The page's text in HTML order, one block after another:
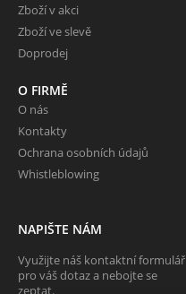
Zboží v akci
Zboží ve slevě
Doprodej
O FIRMĚ
O nás
Kontakty
Ochrana osobních údajů
Whistleblowing
NAPIŠTE NÁM
Využijte náš kontaktní formulář
pro váš dotaz a nebojte se
zeptat.